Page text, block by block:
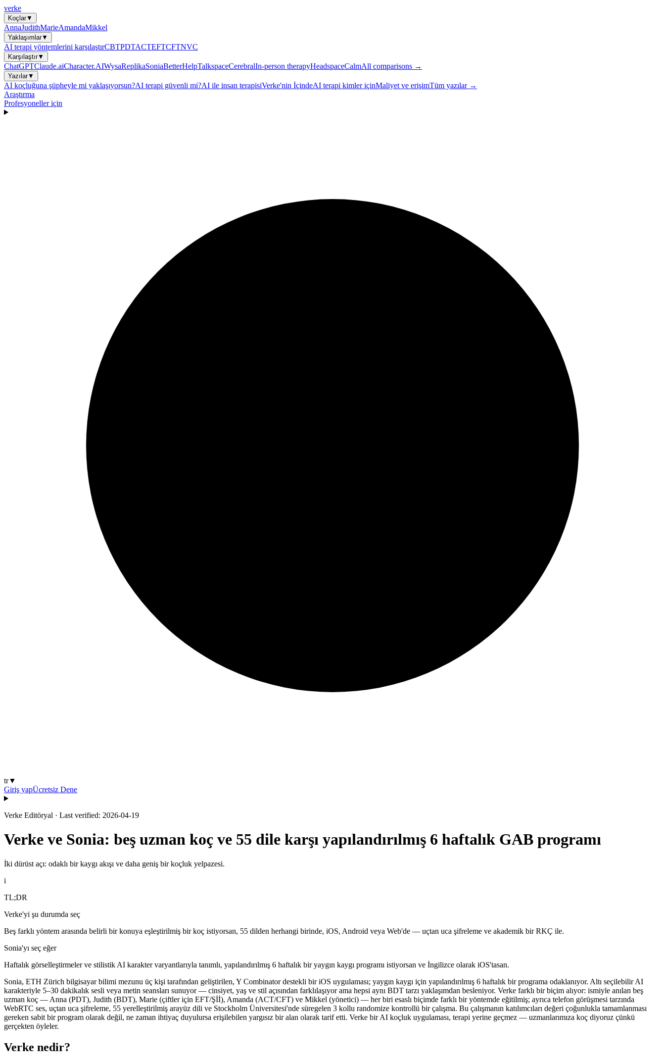
verke
Koçlar▼
AnnaJudithMarieAmandaMikkel
Yaklaşımlar▼
AI terapi yöntemlerini karşılaştırCBTPDTACTEFTCFTNVC
Karşılaştır▼
ChatGPTClaude.aiCharacter.AIWysaReplikaSoniaBetterHelpTalkspaceCerebralIn-person therapyHeadspaceCalmAll comparisons →
Yazılar▼
AI koçluğuna şüpheyle mi yaklaşıyorsun?AI terapi güvenli mi?AI ile insan terapisiVerke'nin İçindeAI terapi kimler içinMaliyet ve erişimTüm yazılar →
Araştırma
Profesyoneller için
tr▼
Giriş yapÜcretsiz Dene
Verke Editöryal · Last verified: 2026-04-19
Verke ve Sonia: beş uzman koç ve 55 dile karşı yapılandırılmış 6 haftalık GAB programı
İki dürüst açı: odaklı bir kaygı akışı ve daha geniş bir koçluk yelpazesi.
i
TL;DR
Verke'yi şu durumda seç
Beş farklı yöntem arasında belirli bir konuya eşleştirilmiş bir koç istiyorsan, 55 dilden herhangi birinde, iOS, Android veya Web'de — uçtan uca şifreleme ve akademik bir RKÇ ile.
Sonia'yı seç eğer
Haftalık görselleştirmeler ve stilistik AI karakter varyantlarıyla tanımlı, yapılandırılmış 6 haftalık bir yaygın kaygı programı istiyorsan ve İngilizce olarak iOS'tasan.
Sonia, ETH Zürich bilgisayar bilimi mezunu üç kişi tarafından geliştirilen, Y Combinator destekli bir iOS uygulaması; yaygın kaygı için yapılandırılmış 6 haftalık bir programa odaklanıyor. Altı seçilebilir AI
karakteriyle 5–30 dakikalık sesli veya metin seansları sunuyor — cinsiyet, yaş ve stil açısından farklılaşıyor ama hepsi aynı BDT tarzı yaklaşımdan besleniyor. Verke farklı bir biçim alıyor: ismiyle anılan beş
uzman koç — Anna (PDT), Judith (BDT), Marie (çiftler için EFT/Şİİ), Amanda (ACT/CFT) ve Mikkel (yönetici) — her biri esaslı biçimde farklı bir yöntemde eğitilmiş; ayrıca telefon görüşmesi tarzında
WebRTC ses, uçtan uca şifreleme, 55 yerelleştirilmiş arayüz dili ve Stockholm Üniversitesi'nde süregelen 3 kollu randomize kontrollü bir çalışma. Bu çalışmanın katılımcıları değeri çoğunlukla tamamlanması
gereken sabit bir program olarak değil, ne zaman ihtiyaç duyulursa erişilebilen yargısız bir alan olarak tarif etti. Verke bir AI koçluk uygulaması, terapi yerine geçmez — uzmanlarımıza koç diyoruz çünkü
gerçekten öyleler.
Verke nedir?